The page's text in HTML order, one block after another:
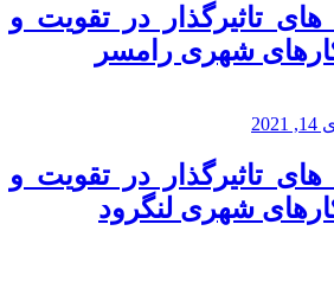
تاثیرگذار در تقویت و
شهری رامسر
تاثیرگذار در تقویت و
شهری لنگرود